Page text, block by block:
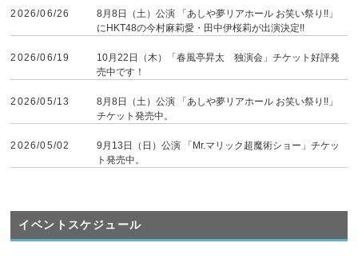
2026/06/26
8月8日（土）公演 「あしや夢リアホール お笑い祭り!!」
にHKT48の今村麻莉愛・田中伊桜莉が出演決定!!
2026/06/19
10月22日（木）「春風亭昇太 独演会」チケット好評発
売中です！
2026/05/13
8月8日（土）公演 「あしや夢リアホール お笑い祭り!!」
チケット発売中。
2026/05/02
9月13日（日）公演 「Mr.マリック超魔術ショー」チケッ
ト発売中。
イベントスケジュール